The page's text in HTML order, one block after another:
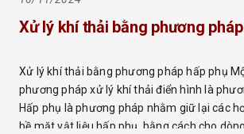
Xử lý khí thải bằng phương pháp
Xử lý khí thải bằng phương pháp hấp phụ
phương pháp xử lý khí thải điển hình là
Hấp phụ là phương pháp nhằm giữ lại các
bề mặt vật liệu hấp phụ, bằng cách cho